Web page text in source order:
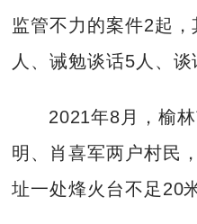
监管不力的案件2起
人、诫勉谈话5人、谈
2021年8月，榆
明、肖喜军两户村民
址一处烽火台不足20